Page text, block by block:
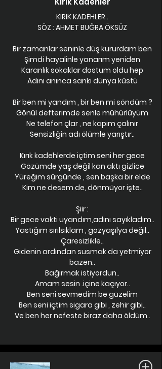
KIRIK KADEHLER..
SÖZ : AHMET BUĞRA ÖKSÜZ
Bir zamanlar seninle düş kururdam ben
Şimdi hayalinle yanarım yeniden
Karanlık sokaklar dostum oldu hep
Adını anınca sanki dünya küstü
Bir ben mi yandım , bir ben mi söndüm ?
Gönül defterimde senle mühürlüyüm
Ne telefon çlar , ne kapım çalınır
Sensizliğin adı ölümle yarıştır..
Kırık kadehlerde içtim seni her gece
Gözümde yaş değil kan aktı gizlice
Yüreğim sürgünde , sen başka bir elde
Kim ne desem de, dönmüyor işte..
Şiir :
Bir gece vakti uyandım,adını sayıkladım..
Yastığım sırılsıklam , gözyaşılya değil..
Çaresizlikle..
Gidenin ardından susmak da yetmiyor
bazen..
Bağırmak istiyordun..
Amam sesin .içine kaçıyor..
Ben seni sevmedim be güzelim
Ben seni içtim sigara gibi , zehir gibi..
Ve ben her nefeste biraz daha öldüm..